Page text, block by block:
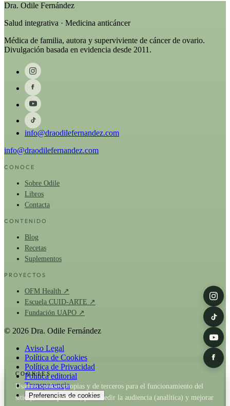
Dra. Odile Fernández
Salud integrativa · Medicina anticáncer
Médica de familia, autora y superviviente de cáncer de ovario.
Divulgación basada en evidencia desde 2011.
info@draodilefernandez.com
info@draodilefernandez.com
CONOCE
Sobre Odile
Libros
Contacta
CONTENIDO
Blog
Recetas
Suplementos
PROYECTOS
OFM Health ↗
Escuela CUID-ARTE ↗
Fundación UAPO ↗
© 2026 Dra. Odile Fernández
Aviso Legal
Política de Cookies
Política de Privacidad
Política editorial
Transparencia
Preferencias de cookies
COOKIES
Usamos cookies propias y de terceros para el funcionamiento del
sitio y, con tu permiso, para medir la audiencia (analítica) y mejorar